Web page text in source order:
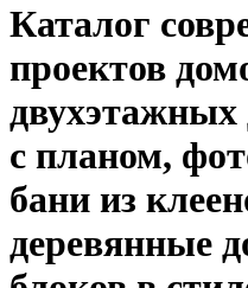
Каталог
проектов
с планом,
бани из
деревянные